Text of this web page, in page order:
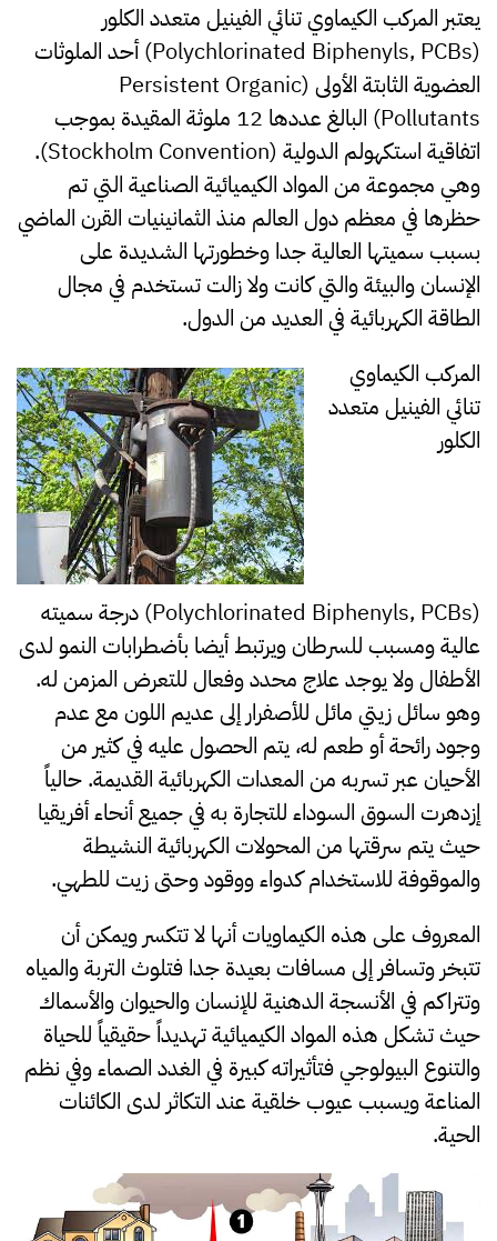
يعتبر المركب الكيماوي تنائي الفينيل متعدد الكلور
(Polychlorinated Biphenyls, PCBs) أحد الملوثات
العضوية الثابتة الأولى (Persistent Organic
Pollutants) البالغ عددها 12 ملوثة المقيدة بموجب
اتفاقية استكهولم الدولية (Stockholm Convention).
وهي مجموعة من المواد الكيميائية الصناعية التي تم
حظرها في معظم دول العالم منذ الثمانينيات القرن الماضي
بسبب سميتها العالية جدا وخطورتها الشديدة على
الإنسان والبيئة والتي كانت ولا زالت تستخدم في مجال
الطاقة الكهربائية في العديد من الدول.
المركب الكيماوي
تنائي الفينيل متعدد
الكلور
(Polychlorinated Biphenyls, PCBs) درجة سميته
عالية ومسبب للسرطان ويرتبط أيضا بأضطرابات النمو لدى
الأطفال ولا يوجد علاج محدد وفعال للتعرض المزمن له.
وهو سائل زيتي مائل للأصفرار إلى عديم اللون مع عدم
وجود رائحة أو طعم له، يتم الحصول عليه في كثير من
الأحيان عبر تسربه من المعدات الكهربائية القديمة. حالياً
إزدهرت السوق السوداء للتجارة به في جميع أنحاء أفريقيا
حيث يتم سرقتها من المحولات الكهربائية النشيطة
والموقوفة للاستخدام كدواء ووقود وحتى زيت للطهي.
المعروف على هذه الكيماويات أنها لا تتكسر ويمكن أن
تتبخر وتسافر إلى مسافات بعيدة جدا فتلوث التربة والمياه
وتتراكم في الأنسجة الدهنية للإنسان والحيوان والأسماك
حيث تشكل هذه المواد الكيميائية تهديداً حقيقياً للحياة
والتنوع البيولوجي فتأثيراته كبيرة في الغدد الصماء وفي نظم
المناعة ويسبب عيوب خلقية عند التكاثر لدى الكائنات
الحية.